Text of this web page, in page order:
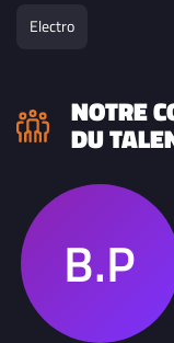
Electro
NOTRE
DU